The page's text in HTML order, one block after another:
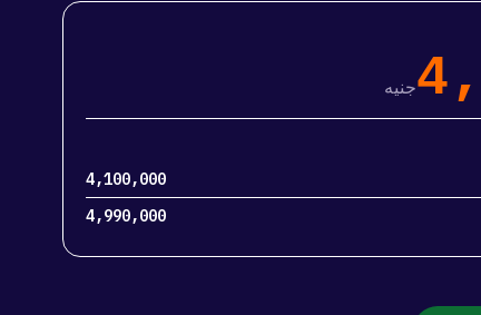
جنيه
4,100,000
4,990,000